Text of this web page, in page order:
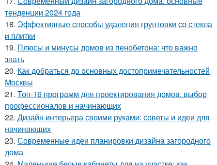
тенденции 2024 года
18. Эффективные способы удаления грунтовки со стекла
и плитки
19. Плюсы и минусы домов из пенобетона: что важно
знать
20. Как добраться до основных достопримечательностей
Москвы
21. Топ-16 программ для проектирования домов: выбор
профессионалов и начинающих
22. Дизайн интерьера своими руками: советы и идеи для
начинающих
23. Современные идеи планировки дизайна загородного
дома